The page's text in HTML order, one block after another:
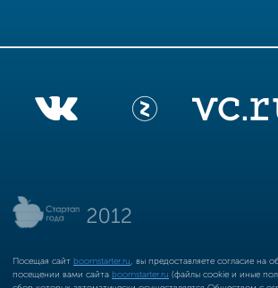
Посещая сайт boomstarter.ru , вы предоставляете согласие на
посещении вами сайта boomstarter.ru (файлы cookie и иные